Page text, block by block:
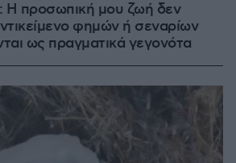
Η προσωπική μου ζωή δεν
φημών ή σεναρίων
ως πραγματικά γεγονότα